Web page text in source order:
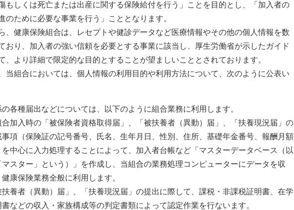
もしくは死亡または出産に関する保険給付を行う」ことを目的とし、「加入者の
のために必要な事業を行う」こととなります。
、健康保険組合は、レセプトや健診データなど医療情報やその他の個人情報を数
おり、加入者の強い信頼を必要とする事業に該当し、厚生労働省が示したガイド
、より詳細で限定的な目的とすることが望ましいこととされております。
当組合においては、個人情報の利用目的や利用方法について、次のように公表い
各種届出などについては、以下のように組合業務に利用します。
合加入時の「被保険者資格取得届」、「被扶養者（異動）届」、「扶養現況届」の
事項（保険証の記号番号、氏名、生年月日、性別、住所、基礎年金番号、報酬月額
を中心に入力処理することによって、加入者台帳など「マスターデータベース（以
マスター」という）」を作成し、当組合の業務処理コンピューターにデータを収
康保険業務全般に利用します。
扶養者（異動）届」、「扶養現況届」の提出に際して、課税・非課税証明書、在学
書などの収入・家族構成等の判定書類によって認定作業を行ないます。